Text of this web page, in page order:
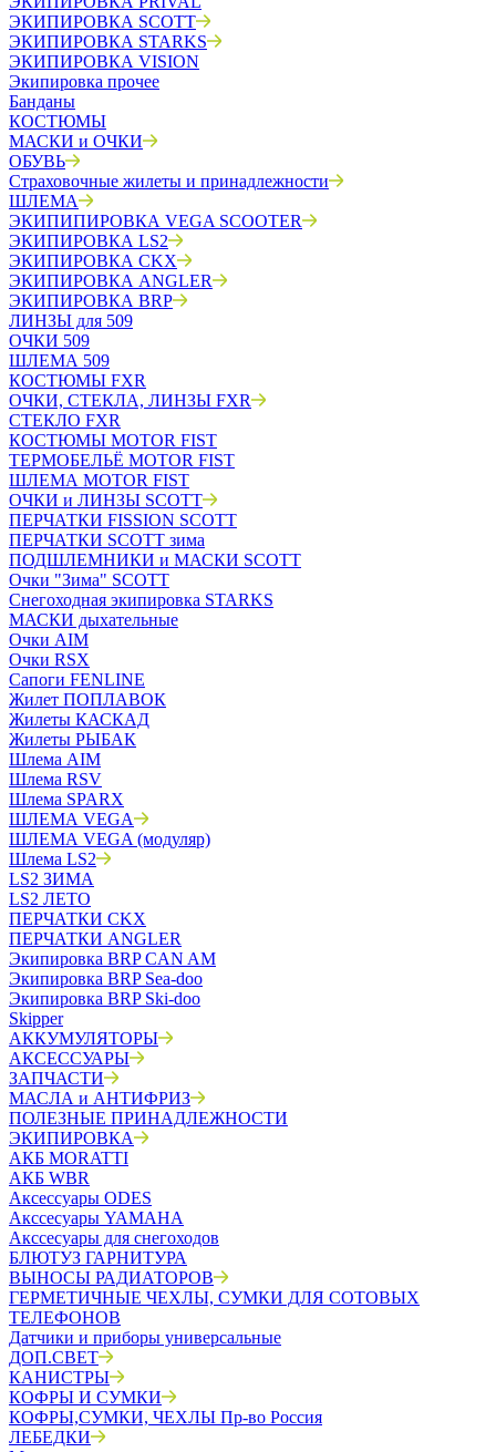
ЭКИПИРОВКА SCOTT
ЭКИПИРОВКА STARKS
ЭКИПИРОВКА VISION
Экипировка прочее
Банданы
КОСТЮМЫ
МАСКИ и ОЧКИ
ОБУВЬ
Страховочные жилеты и принадлежности
ШЛЕМА
ЭКИПИПИРОВКА VEGA SCOOTER
ЭКИПИРОВКА LS2
ЭКИПИРОВКА CKX
ЭКИПИРОВКА ANGLER
ЭКИПИРОВКА BRP
ЛИНЗЫ для 509
ОЧКИ 509
ШЛЕМА 509
КОСТЮМЫ FXR
ОЧКИ, СТЕКЛА, ЛИНЗЫ FXR
СТЕКЛО FXR
КОСТЮМЫ MOTOR FIST
ТЕРМОБЕЛЬЁ MOTOR FIST
ШЛЕМА MOTOR FIST
ОЧКИ и ЛИНЗЫ SCOTT
ПЕРЧАТКИ FISSION SCOTT
ПЕРЧАТКИ SCOTT зима
ПОДШЛЕМНИКИ и МАСКИ SCOTT
Очки "Зима" SCOTT
Снегоходная экипировка STARKS
МАСКИ дыхательные
Очки AIM
Очки RSX
Сапоги FENLINE
Жилет ПОПЛАВОК
Жилеты КАСКАД
Жилеты РЫБАК
Шлема AIM
Шлема RSV
Шлема SPARX
ШЛЕМА VEGA
ШЛЕМА VEGA (модуляр)
Шлема LS2
LS2 ЗИМА
LS2 ЛЕТО
ПЕРЧАТКИ CKX
ПЕРЧАТКИ ANGLER
Экипировка BRP CAN AM
Экипировка BRP Sea-doo
Экипировка BRP Ski-doo
Skipper
АККУМУЛЯТОРЫ
АКСЕССУАРЫ
ЗАПЧАСТИ
МАСЛА и АНТИФРИЗ
ПОЛЕЗНЫЕ ПРИНАДЛЕЖНОСТИ
ЭКИПИРОВКА
АКБ MORATTI
АКБ WBR
Аксессуары ODES
Акссесуары YAMAHA
Акссесуары для снегоходов
БЛЮТУЗ ГАРНИТУРА
ВЫНОСЫ РАДИАТОРОВ
ГЕРМЕТИЧНЫЕ ЧЕХЛЫ, СУМКИ ДЛЯ СОТОВЫХ
ТЕЛЕФОНОВ
Датчики и приборы универсальные
ДОП.СВЕТ
КАНИСТРЫ
КОФРЫ И СУМКИ
КОФРЫ,СУМКИ, ЧЕХЛЫ Пр-во Россия
ЛЕБЕДКИ